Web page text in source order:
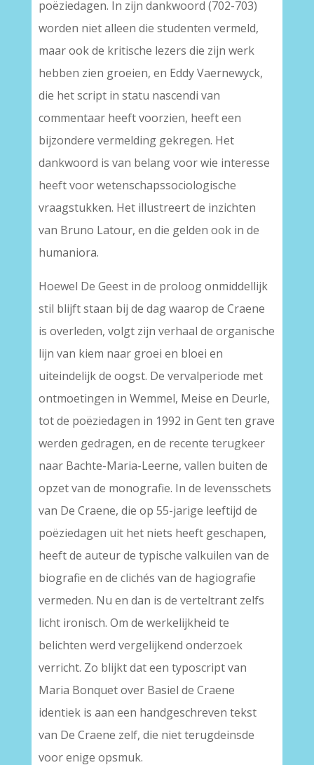
poëziedagen. In zijn dankwoord (702-703)
worden niet alleen die studenten vermeld,
maar ook de kritische lezers die zijn werk
hebben zien groeien, en Eddy Vaernewyck,
die het script in statu nascendi van
commentaar heeft voorzien, heeft een
bijzondere vermelding gekregen. Het
dankwoord is van belang voor wie interesse
heeft voor wetenschapssociologische
vraagstukken. Het illustreert de inzichten
van Bruno Latour, en die gelden ook in de
humaniora.
Hoewel De Geest in de proloog onmiddellijk
stil blijft staan bij de dag waarop de Craene
is overleden, volgt zijn verhaal de organische
lijn van kiem naar groei en bloei en
uiteindelijk de oogst. De vervalperiode met
ontmoetingen in Wemmel, Meise en Deurle,
tot de poëziedagen in 1992 in Gent ten grave
werden gedragen, en de recente terugkeer
naar Bachte-Maria-Leerne, vallen buiten de
opzet van de monografie. In de levensschets
van De Craene, die op 55-jarige leeftijd de
poëziedagen uit het niets heeft geschapen,
heeft de auteur de typische valkuilen van de
biografie en de clichés van de hagiografie
vermeden. Nu en dan is de verteltrant zelfs
licht ironisch. Om de werkelijkheid te
belichten werd vergelijkend onderzoek
verricht. Zo blijkt dat een typoscript van
Maria Bonquet over Basiel de Craene
identiek is aan een handgeschreven tekst
van De Craene zelf, die niet terugdeinsde
voor enige opsmuk.